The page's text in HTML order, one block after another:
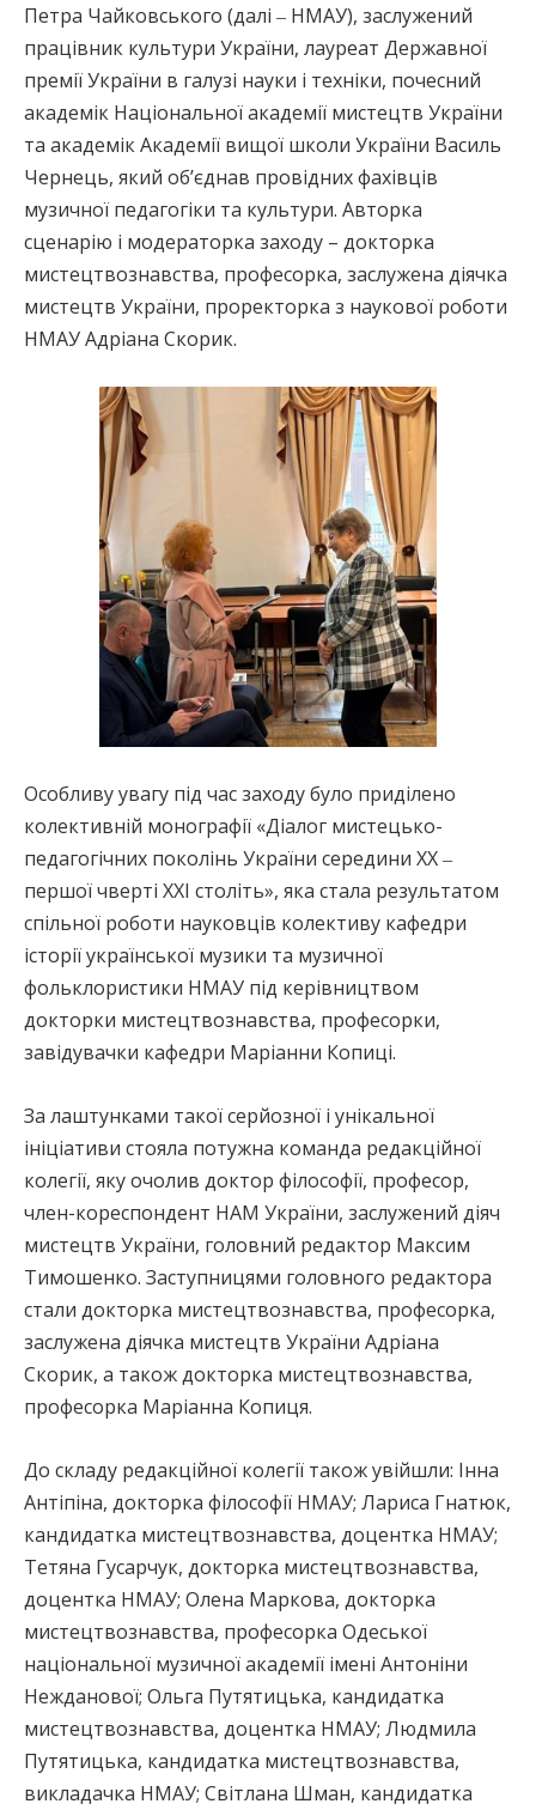
Петра Чайковського (далі ‒ НМАУ), заслужений
працівник культури України, лауреат Державної
премії України в галузі науки і техніки, почесний
академік Національної академії мистецтв України
та академік Академії вищої школи України Василь
Чернець, який об’єднав провідних фахівців
музичної педагогіки та культури. Авторка
сценарію і модераторка заходу – докторка
мистецтвознавства, професорка, заслужена діячка
мистецтв України, проректорка з наукової роботи
НМАУ Адріана Скорик.
Особливу увагу під час заходу було приділено
колективній монографії «Діалог мистецько-
педагогічних поколінь України середини ХХ ‒
першої чверті ХХІ століть», яка стала результатом
спільної роботи науковців колективу кафедри
історії української музики та музичної
фольклористики НМАУ під керівництвом
докторки мистецтвознавства, професорки,
завідувачки кафедри Маріанни Копиці.
За лаштунками такої серйозної і унікальної
ініціативи стояла потужна команда редакційної
колегії, яку очолив доктор філософії, професор,
член-кореспондент НАМ України, заслужений діяч
мистецтв України, головний редактор Максим
Тимошенко. Заступницями головного редактора
стали докторка мистецтвознавства, професорка,
заслужена діячка мистецтв України Адріана
Скорик, а також докторка мистецтвознавства,
професорка Маріанна Копиця.
До складу редакційної колегії також увійшли: Інна
Антіпіна, докторка філософії НМАУ; Лариса Гнатюк,
кандидатка мистецтвознавства, доцентка НМАУ;
Тетяна Гусарчук, докторка мистецтвознавства,
доцентка НМАУ; Олена Маркова, докторка
мистецтвознавства, професорка Одеської
національної музичної академії імені Антоніни
Нежданової; Ольга Путятицька, кандидатка
мистецтвознавства, доцентка НМАУ; Людмила
Путятицька, кандидатка мистецтвознавства,
викладачка НМАУ; Світлана Шман, кандидатка